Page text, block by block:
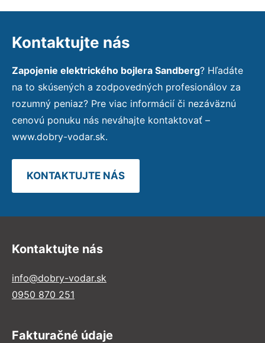
Kontaktujte nás
Zapojenie elektrického bojlera Sandberg? Hľadáte
na to skúsených a zodpovedných profesionálov za
rozumný peniaz? Pre viac informácií či nezáväznú
cenovú ponuku nás neváhajte kontaktovať –
www.dobry-vodar.sk.
KONTAKTUJTE NÁS
Kontaktujte nás
info@dobry-vodar.sk
0950 870 251
Fakturačné údaje